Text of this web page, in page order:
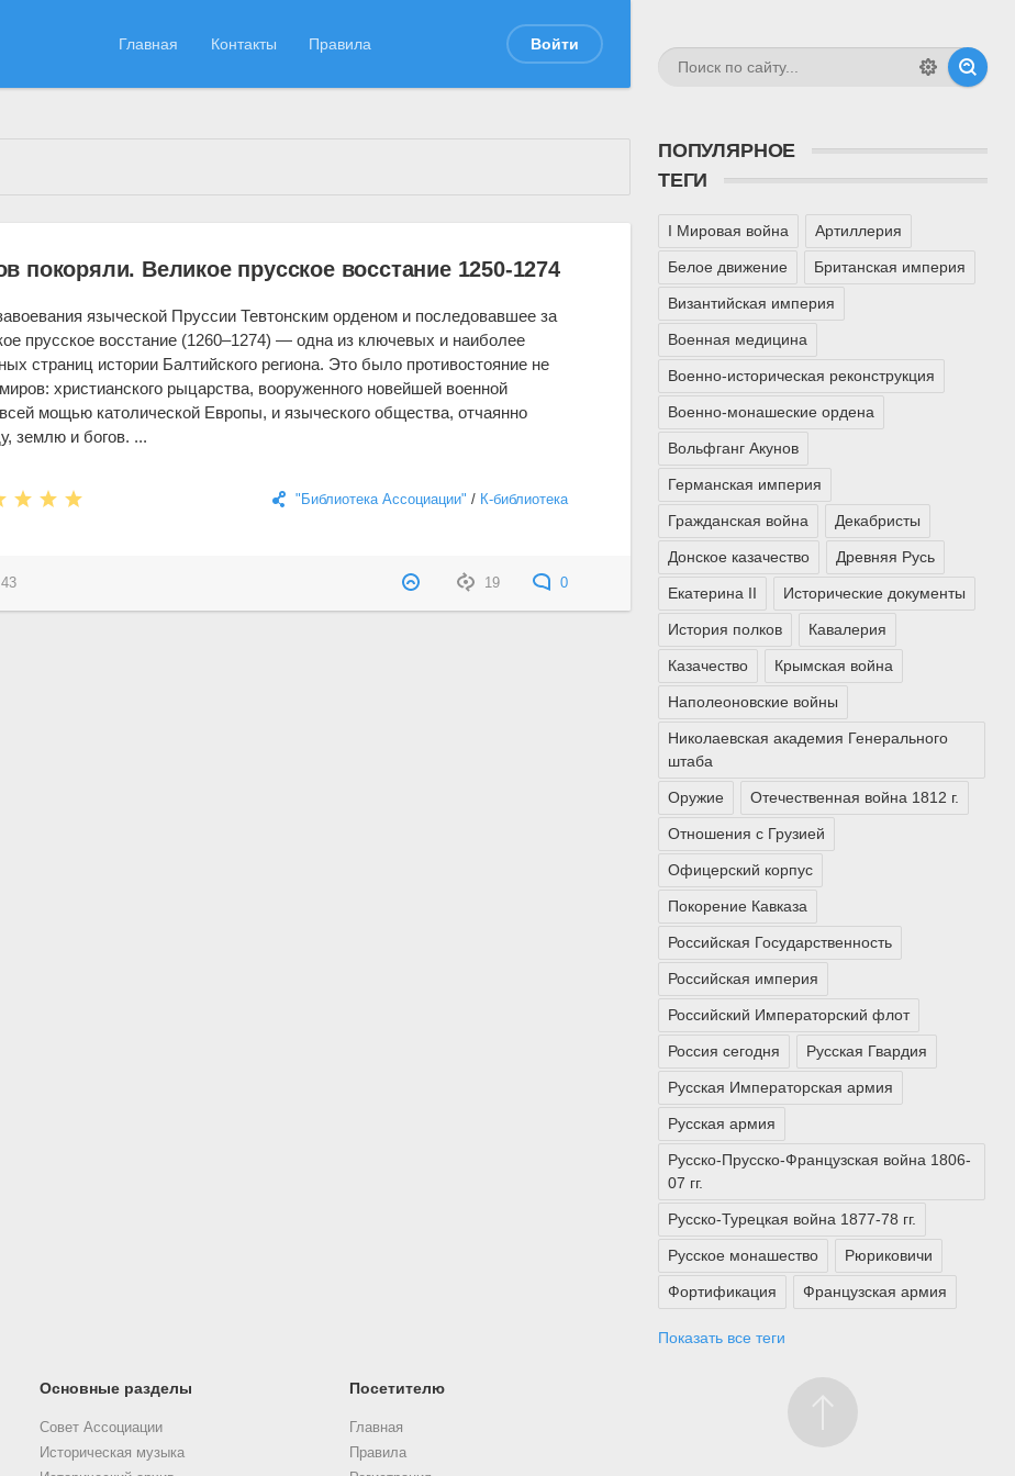
Главная Контакты Правила Войти
за 01.07.2026
покоряли. Великое прусское восстание 1250-1274
языческой Пруссии Тевтонским орденом и последовавшее за
прусское восстание (1260–1274) — одна из ключевых и наиболее
страниц истории Балтийского региона. Это было противостояние не
христианского рыцарства, вооруженного новейшей военной
мощью католической Европы, и языческого общества, отчаянно
землю и богов. ...
"Библиотека Ассоциации" / К-библиотека
19 0
ПОПУЛЯРНОЕ
ТЕГИ
I Мировая война Артиллерия
Белое движение Британская империя
Византийская империя
Военная медицина
Военно-историческая реконструкция
Военно-монашеские ордена
Вольфганг Акунов
Германская империя
Гражданская война Декабристы
Донское казачество Древняя Русь
Екатерина II Исторические документы
История полков Кавалерия
Казачество Крымская война
Наполеоновские войны
Николаевская академия Генерального
штаба
Оружие Отечественная война 1812 г.
Отношения с Грузией
Офицерский корпус
Покорение Кавказа
Российская Государственность
Российская империя
Российский Императорский флот
Россия сегодня Русская Гвардия
Русская Императорская армия
Русская армия
Русско-Прусско-Французская война 1806-
07 гг.
Русско-Турецкая война 1877-78 гг.
Русское монашество Рюриковичи
Фортификация Французская армия
Показать все теги
Основные разделы
Совет Ассоциации
Историческая музыка
Посетителю
Главная
Правила